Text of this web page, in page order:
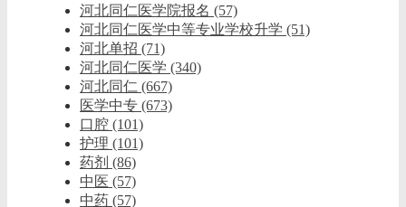
河北同仁医学院报名 (57)
河北同仁医学中等专业学校升学 (51)
河北单招 (71)
河北同仁医学 (340)
河北同仁 (667)
医学中专 (673)
口腔 (101)
护理 (101)
药剂 (86)
中医 (57)
中药 (57)